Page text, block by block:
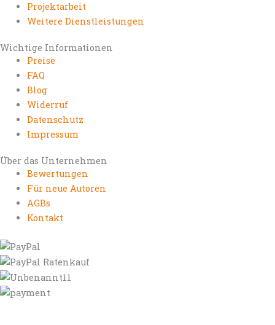
Projektarbeit
Weitere Dienstleistungen
Wichtige Informationen
Preise
FAQ
Blog
Widerruf
Datenschutz
Impressum
Über das Unternehmen
Bewertungen
Für neue Autoren
AGBs
Kontakt